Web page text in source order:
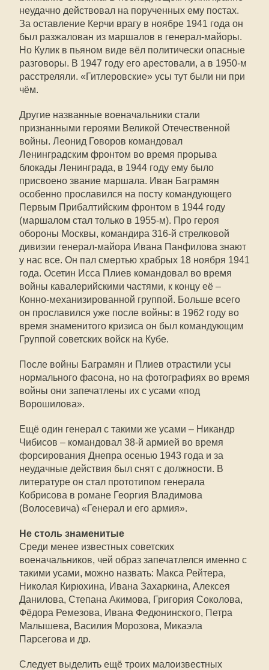
неудачно действовал на порученных ему постах.
За оставление Керчи врагу в ноябре 1941 года он
был разжалован из маршалов в генерал-майоры.
Но Кулик в пьяном виде вёл политически опасные
разговоры. В 1947 году его арестовали, а в 1950-м
расстреляли. «Гитлеровские» усы тут были ни при
чём.
Другие названные военачальники стали
признанными героями Великой Отечественной
войны. Леонид Говоров командовал
Ленинградским фронтом во время прорыва
блокады Ленинграда, в 1944 году ему было
присвоено звание маршала. Иван Баграмян
особенно прославился на посту командующего
Первым Прибалтийским фронтом в 1944 году
(маршалом стал только в 1955-м). Про героя
обороны Москвы, командира 316-й стрелковой
дивизии генерал-майора Ивана Панфилова знают
у нас все. Он пал смертью храбрых 18 ноября 1941
года. Осетин Исса Плиев командовал во время
войны кавалерийскими частями, к концу её –
Конно-механизированной группой. Больше всего
он прославился уже после войны: в 1962 году во
время знаменитого кризиса он был командующим
Группой советских войск на Кубе.
После войны Баграмян и Плиев отрастили усы
нормального фасона, но на фотографиях во время
войны они запечатлены их с усами «под
Ворошилова».
Ещё один генерал с такими же усами – Никандр
Чибисов – командовал 38-й армией во время
форсирования Днепра осенью 1943 года и за
неудачные действия был снят с должности. В
литературе он стал прототипом генерала
Кобрисова в романе Георгия Владимова
(Волосевича) «Генерал и его армия».
Не столь знаменитые
Среди менее известных советских
военачальников, чей образ запечатлелся именно с
такими усами, можно назвать: Макса Рейтера,
Николая Кирюхина, Ивана Захаркина, Алексея
Данилова, Степана Акимова, Григория Соколова,
Фёдора Ремезова, Ивана Федюнинского, Петра
Малышева, Василия Морозова, Микаэла
Парсегова и др.
Следует выделить ещё троих малоизвестных